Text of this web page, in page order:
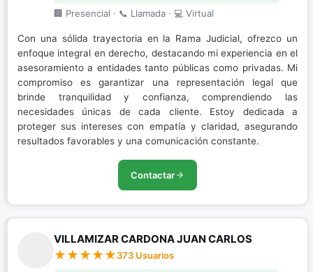
🏢 Presencial · 📞 Llamada · 💻 Virtual
Con una sólida trayectoria en la Rama Judicial, ofrezco un
enfoque integral en derecho, destacando mi experiencia en el
asesoramiento a entidades tanto públicas como privadas. Mi
compromiso es garantizar una representación legal que
brinde tranquilidad y confianza, comprendiendo las
necesidades únicas de cada cliente. Estoy dedicada a
proteger sus intereses con empatía y claridad, asegurando
resultados favorables y una comunicación constante.
Contactar
VILLAMIZAR CARDONA JUAN CARLOS
373 Usuarios